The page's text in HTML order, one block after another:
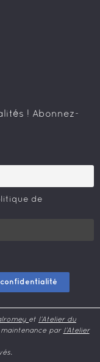
! Abonnez-
de
et l’Atelier du
par l’Atelier